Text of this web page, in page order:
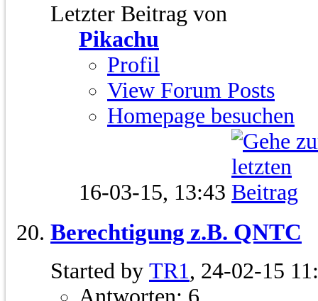
Letzter Beitrag von
Pikachu
Profil
View Forum Posts
Homepage besuchen
16-03-15, 13:43
Berechtigung z.B. QNTC
Started by TR1, 24-02-15